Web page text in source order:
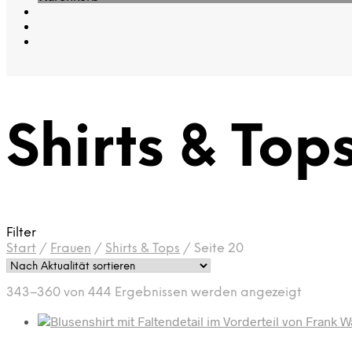
Shirts &
Filter
Start / Frauen / Shirts & Tops / Seite 20
343–360 von 444 Ergebnissen werden angezeigt
sortiert